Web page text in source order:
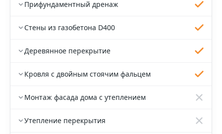
Прифундаментный дренаж
Стены из газобетона D400
Деревянное перекрытие
Кровля с двойным стоячим фальцем
Монтаж фасада дома с утеплением
Утепление перекрытия